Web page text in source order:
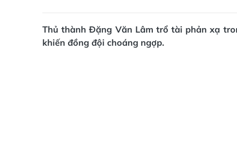
Thủ thành Đặng Văn Lâm trổ tài phản xạ
khiến đồng đội choáng ngợp.